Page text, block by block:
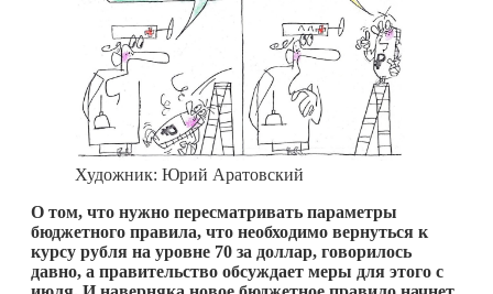
Художник: Юрий Аратовский
О том, что нужно пересматривать параметры
бюджетного правила, что необходимо вернуться к
курсу рубля на уровне 70 за доллар, говорилось
давно, а правительство обсуждает меры для этого с